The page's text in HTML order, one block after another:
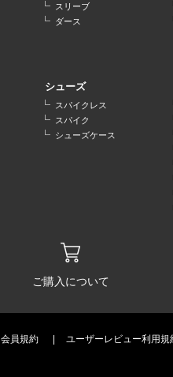
スリーブ
ダース
シューズ
スパイクレス
スパイク
シューズケース
ご購入について
会員規約 ユーザーレビュー利用規